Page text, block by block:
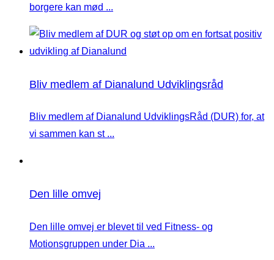
borgere kan mød ...
Bliv medlem af Dianalund Udviklingsråd
Bliv medlem af Dianalund UdviklingsRåd (DUR) for, at
vi sammen kan st ...
Den lille omvej
Den lille omvej er blevet til ved Fitness- og
Motionsgruppen under Dia ...